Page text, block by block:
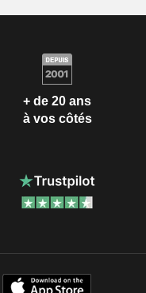
+ de 20 ans
à vos côtés